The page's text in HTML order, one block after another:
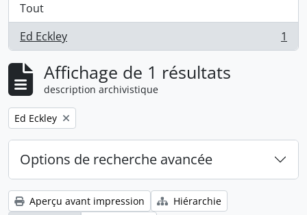
Tout
Ed Eckley
, 1 résultats 1
Affichage de 1 résultats
description archivistique
Remove filter:
Ed Eckley
Options de recherche avancée
Aperçu avant impression
Hiérarchie